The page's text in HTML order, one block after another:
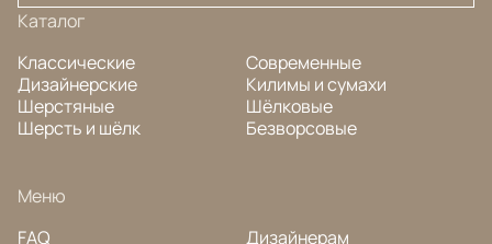
Каталог
Классические
Дизайнерские
Шерстяные
Шерсть и шёлк
Современные
Килимы и сумахи
Шёлковые
Безворсовые
Меню
FAQ
Дизайнерам